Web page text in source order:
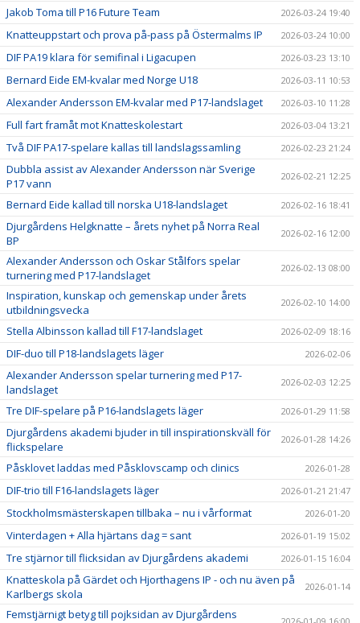
Jakob Toma till P16 Future Team 2026-03-24 19:40
Knatteuppstart och prova på-pass på Östermalms IP 2026-03-24 10:00
DIF PA19 klara för semifinal i Ligacupen 2026-03-23 13:10
Bernard Eide EM-kvalar med Norge U18 2026-03-11 10:53
Alexander Andersson EM-kvalar med P17-landslaget 2026-03-10 11:28
Full fart framåt mot Knatteskolestart 2026-03-04 13:21
Två DIF PA17-spelare kallas till landslagssamling 2026-02-23 21:24
Dubbla assist av Alexander Andersson när Sverige
P17 vann
2026-02-21 12:25
Bernard Eide kallad till norska U18-landslaget 2026-02-16 18:41
Djurgårdens Helgknatte – årets nyhet på Norra Real
BP
2026-02-16 12:00
Alexander Andersson och Oskar Stålfors spelar
turnering med P17-landslaget
2026-02-13 08:00
Inspiration, kunskap och gemenskap under årets
utbildningsvecka
2026-02-10 14:00
Stella Albinsson kallad till F17-landslaget 2026-02-09 18:16
DIF-duo till P18-landslagets läger 2026-02-06
Alexander Andersson spelar turnering med P17-
landslaget
2026-02-03 12:25
Tre DIF-spelare på P16-landslagets läger 2026-01-29 11:58
Djurgårdens akademi bjuder in till inspirationskväll för
flickspelare
2026-01-28 14:26
Påsklovet laddas med Påsklovscamp och clinics 2026-01-28
DIF-trio till F16-landslagets läger 2026-01-21 21:47
Stockholmsmästerskapen tillbaka – nu i vårformat 2026-01-20
Vinterdagen + Alla hjärtans dag = sant 2026-01-19 15:02
Tre stjärnor till flicksidan av Djurgårdens akademi 2026-01-15 16:04
Knatteskola på Gärdet och Hjorthagens IP - och nu även på
Karlbergs skola
2026-01-14
Femstjärnigt betyg till pojksidan av Djurgårdens
2026-01-09 16:00